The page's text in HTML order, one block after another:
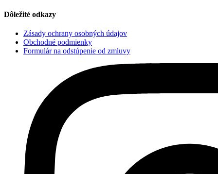
Dôležité odkazy
Zásady ochrany osobných údajov
Obchodné podmienky
Formulár na odstúpenie od zmluvy